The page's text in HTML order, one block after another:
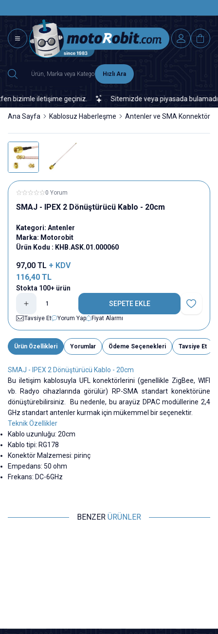
Hızlı Ara
iletişime geçiniz. Sitemizde veya piyasada
Ana Sayfa Kablosuz Haberleşme Antenler ve SMA Konnektörler
0 Yorum
SMAJ - IPEX 2 Dönüştürücü Kablo - 20cm
Kategori: Antenler
Marka: Motorobit
Ürün Kodu : KHB.ASK.01.000060
97,00 TL + KDV
116,40 TL
Stokta 100+ ürün
SEPETE EKLE
Favoriye
Tavsiye Et
Yorum Yap Fiyat Alarmı
Ürün Özellikleri Yorumlar Ödeme Seçenekleri Tavsiye Et
SMAJ - IPEX 2 Dönüştürücü Kablo - 20cm
Bu iletişim kablosuyla UFL konektörlerini (genellikle ZigBee, WIFI
vb. Radyo cihazlarında görülür) RP-SMA standart konektörüne
dönüştürebilirsiniz. Bu nedenle, bu arayüz DPAC modüllerine 2,4
GHz standart antenler kurmak için mükemmel bir seçenektir.
Teknik Özellikler
Kablo uzunluğu: 20cm
Kablo tipi: RG178
Konektör Malzemesi: pirinç
Empedans: 50 ohm
Frekans: DC-6GHz
BENZER ÜRÜNLER